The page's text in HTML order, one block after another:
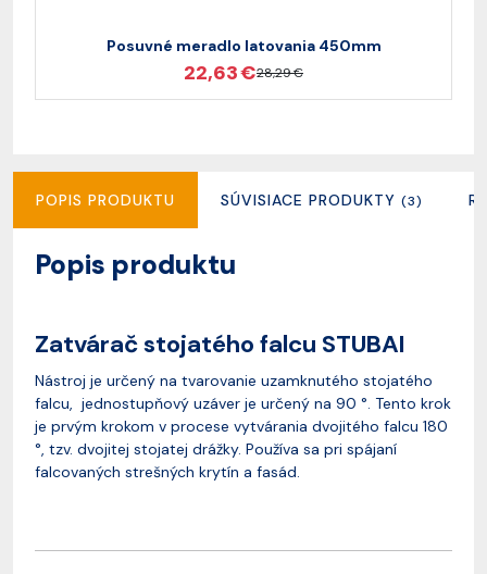
Posuvné meradlo latovania 450mm
22,63 €28,29 €
POPIS PRODUKTU SÚVISIACE PRODUKTY (3)
Popis produktu
Zatvárač stojatého falcu STUBAI
Nástroj je určený na tvarovanie uzamknutého stojatého
falcu, jednostupňový uzáver je určený na 90 °. Tento krok
je prvým krokom v procese vytvárania dvojitého falcu 180
°, tzv. dvojitej stojatej drážky. Používa sa pri spájaní
falcovaných strešných krytín a fasád.